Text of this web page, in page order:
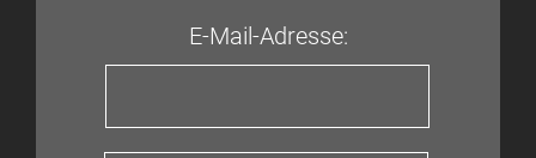
E-Mail-Adresse: